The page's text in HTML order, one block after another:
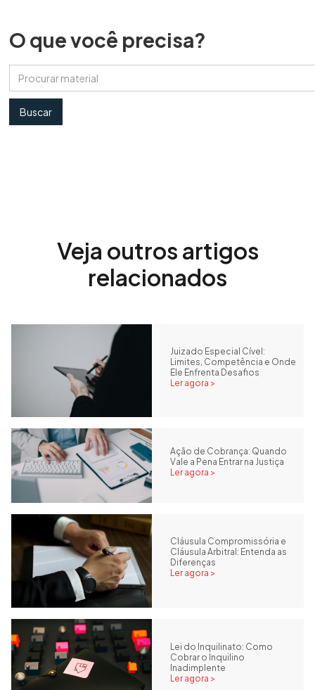
O que você precisa?
Veja outros artigos
relacionados
Juizado Especial Cível:
Limites, Competência e Onde
Ele Enfrenta Desafios
Ler agora >
Ação de Cobrança: Quando
Vale a Pena Entrar na Justiça
Ler agora >
Cláusula Compromissória e
Cláusula Arbitral: Entenda as
Diferenças
Ler agora >
Lei do Inquilinato: Como
Cobrar o Inquilino
Inadimplente
Ler agora >